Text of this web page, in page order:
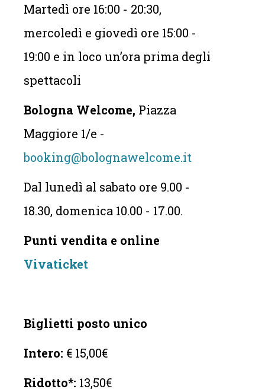
Martedì ore 16:00 - 20:30,
mercoledì e giovedì ore 15:00 -
19:00 e in loco un’ora prima degli
spettacoli
Bologna Welcome, Piazza
Maggiore 1/e -
booking@bolognawelcome.it
Dal lunedì al sabato ore 9.00 -
18.30, domenica 10.00 - 17.00.
Punti vendita e online
Vivaticket
Biglietti posto unico
Intero: € 15,00€
Ridotto*: 13,50€